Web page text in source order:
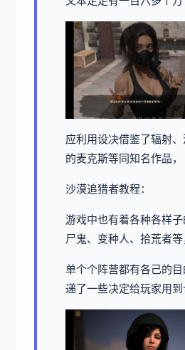
应利用设决借鉴了辐射
的麦克斯等同知名作品，
沙漠追猎者教程：
游戏中也有着各种各样
尸鬼、变种人、拾荒者等
单个个阵营都有各己的
递了一些决定给玩家用到